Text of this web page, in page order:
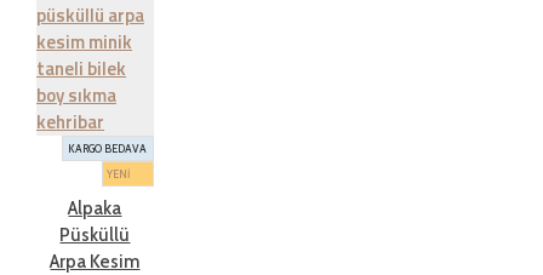
KARGO BEDAVA
YENİ
Alpaka
Püsküllü
Arpa Kesim